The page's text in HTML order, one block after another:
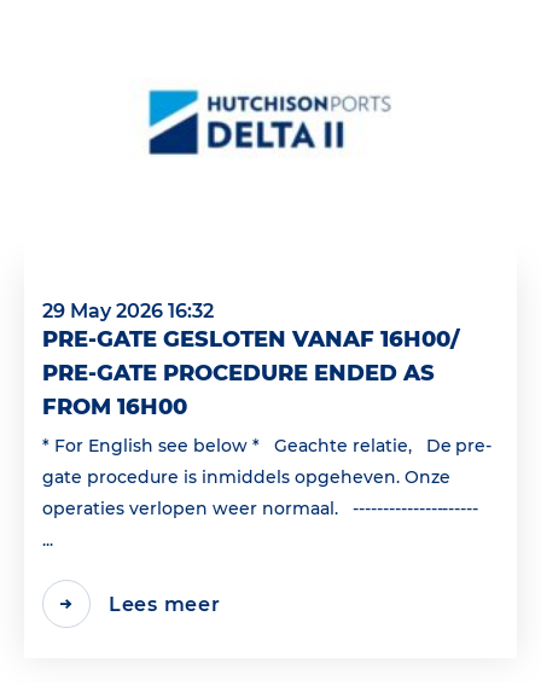
29 May 2026 16:32
PRE-GATE GESLOTEN VANAF 16H00/
PRE-GATE PROCEDURE ENDED AS
FROM 16H00
* For English see below * Geachte relatie, De pre-
gate procedure is inmiddels opgeheven. Onze
operaties verlopen weer normaal. ---------------------
...
Lees meer